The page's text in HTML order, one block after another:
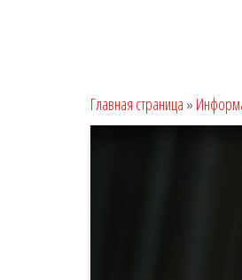
Главная страница »